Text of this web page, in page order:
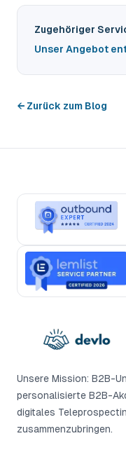
Zugehöriger
Unser Angebot
← Zurück zum Blog
Unsere Mission: B2B-
personalisierte B2B-
digitales
zusammenzubringen.